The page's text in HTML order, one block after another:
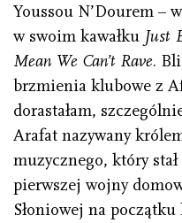
Youssou N’Dourem –
w swoim kawałku Just
Mean We Can’t Rave.
brzmienia klubowe z
dorastałam,
Arafat nazywany
muzycznego, który
pierwszej wojny
Słoniowej na